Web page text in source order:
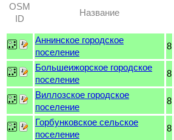
OSM
ID
Название
Аннинское городское
поселение
8
Большеижорское городское
поселение
8
Виллозское городское
поселение
8
Горбунковское сельское
поселение
8